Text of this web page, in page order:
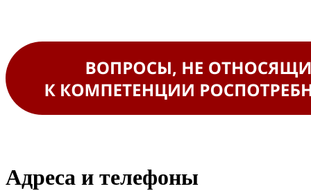
Адреса и телефоны